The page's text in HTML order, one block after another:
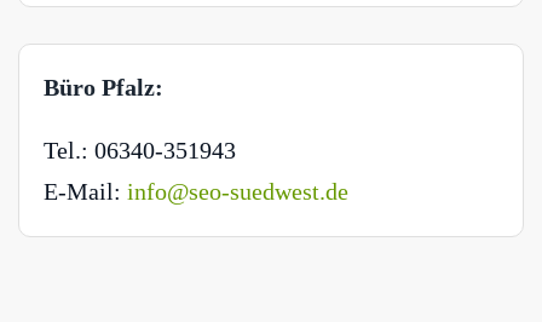
Büro Pfalz:
Tel.: 06340-351943
E-Mail: info@seo-suedwest.de